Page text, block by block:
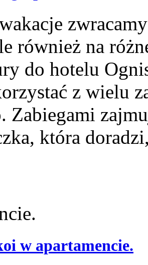
również na
do hotelu
z wielu
Zabiegami
która
w apartamencie.